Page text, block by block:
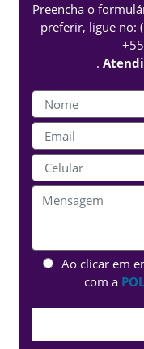
Preencha o
preferir, ligue no:
.
Ao clicar em
com a